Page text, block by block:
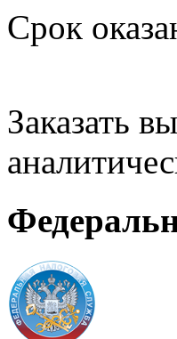
Срок
Заказать